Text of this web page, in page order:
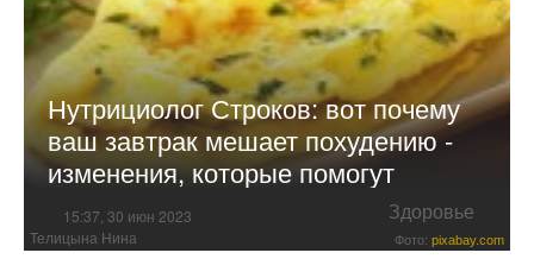
Нутрициолог Строков: вот почему
ваш завтрак мешает похудению -
изменения, которые помогут
15:37, 30 июн 2023 Здоровье
Телицына Нина Фото: pixabay.com